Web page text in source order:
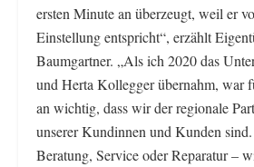
ersten Minute an überzeugt, weil er
Einstellung entspricht“, erzählt
Baumgartner. „Als ich 2020 das
und Herta Kollegger übernahm, war
an wichtig, dass wir der regionale
unserer Kundinnen und Kunden
Beratung, Service oder Reparatur –